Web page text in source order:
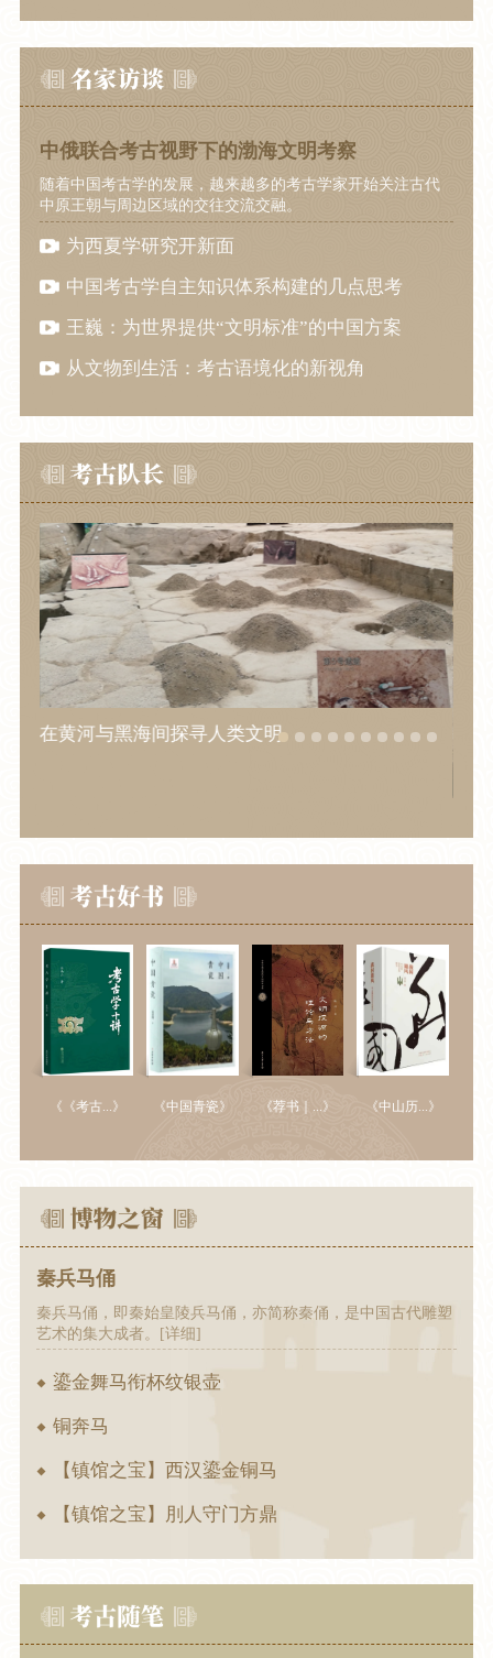
中俄联合考古视野下的渤海文明考察
随着中国考古学的发展，越来越多的考古学家开始关注古代
中原王朝与周边区域的交往交流交融。
为西夏学研究开新面
中国考古学自主知识体系构建的几点思考
王巍：为世界提供“文明标准”的中国方案
从文物到生活：考古语境化的新视角
在黄河与黑海间探寻人类文明
《《考古...》 《中国青瓷》 《荐书｜...》 《中山历...》
秦兵马俑
秦兵马俑，即秦始皇陵兵马俑，亦简称秦俑，是中国古代雕塑
艺术的集大成者。[详细]
鎏金舞马衔杯纹银壶
铜奔马
【镇馆之宝】西汉鎏金铜马
【镇馆之宝】刖人守门方鼎